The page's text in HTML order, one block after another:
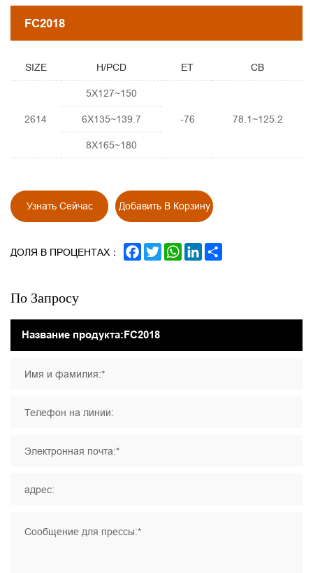
FC2018
SIZE H/PCD ET CB
2614
5X127~150
-76
78.1~125.2
6X135~139.7
8X165~180
Узнать Сейчас Добавить В Корзину
ДОЛЯ В ПРОЦЕНТАХ： FACEBOOK
TWITTERWHATSAPP
LINKEDIN
По Запросу
Имя и фамилия:*
Телефон на линии:
Электронная почта:*
адрес:
Сообщение для прессы:*